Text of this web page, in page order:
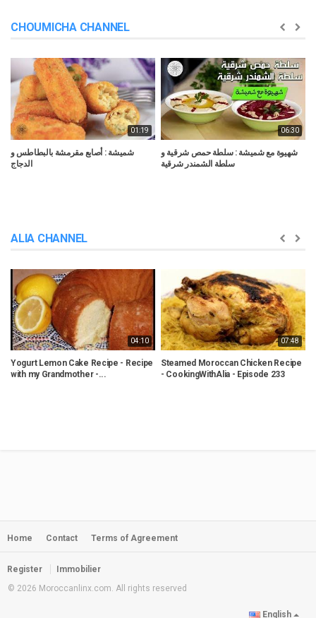
CHOUMICHA CHANNEL
01:19
شميشة : أصابع مقرمشة بالبطاطس و
الدجاج
06:30
شهيوة مع شميشة : سلطة حمص شرقية و
سلطة الشمندر شرقية
ALIA CHANNEL
04:10
Yogurt Lemon Cake Recipe - Recipe
with my Grandmother -...
07:48
Steamed Moroccan Chicken Recipe
- CookingWithAlia - Episode 233
Home Contact Terms of Agreement
Register
Immobilier
© 2026 Moroccanlinx.com. All rights reserved
English